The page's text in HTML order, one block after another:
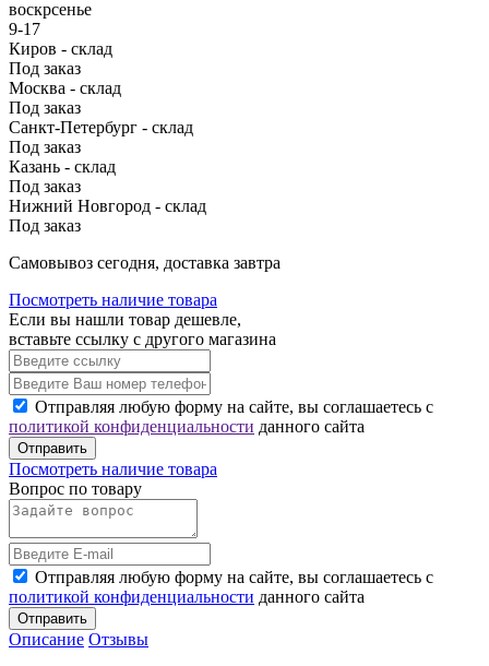
воскрсенье
9-17
Киров - склад
Под заказ
Москва - склад
Под заказ
Санкт-Петербург - склад
Под заказ
Казань - склад
Под заказ
Нижний Новгород - склад
Под заказ
Cамовывоз сегодня, доставка завтра
Посмотреть наличие товара
Если вы нашли товар дешевле,
вставьте ссылку с другого магазина
Отправляя любую форму на сайте, вы соглашаетесь с
политикой конфиденциальности данного сайта
Отправить
Посмотреть наличие товара
Вопрос по товару
Отправляя любую форму на сайте, вы соглашаетесь с
политикой конфиденциальности данного сайта
Отправить
Описание Отзывы